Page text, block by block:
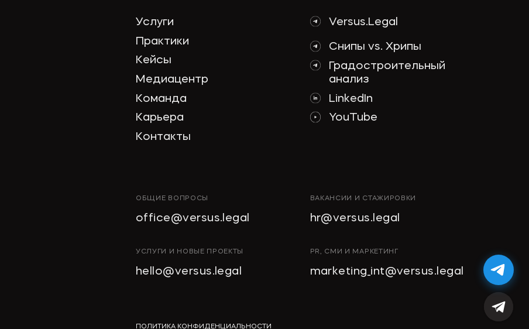
Услуги
Практики
Кейсы
Медиацентр
Команда
Карьера
Контакты
Versus.Legal
Снипы vs. Хрипы
Градостроительный
анализ
LinkedIn
YouTube
ОБЩИЕ ВОПРОСЫ
office@versus.legal
УСЛУГИ И НОВЫЕ ПРОЕКТЫ
hello@versus.legal
ВАКАНСИИ И СТАЖИРОВКИ
hr@versus.legal
PR, СМИ И МАРКЕТИНГ
marketing_int@versus.legal
ПОЛИТИКА КОНФИДЕНЦИАЛЬНОСТИ